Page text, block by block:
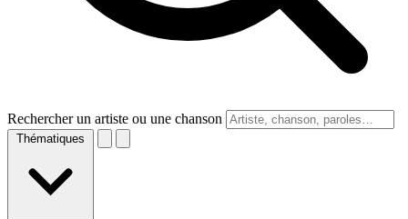
Rechercher un artiste ou une chanson
Thématiques